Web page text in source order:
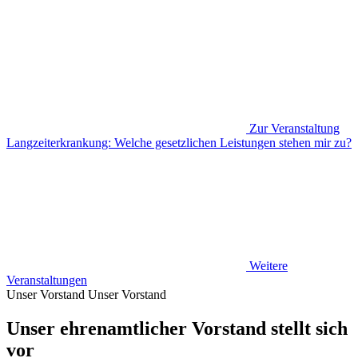
Zur Veranstaltung
Langzeiterkrankung: Welche gesetzlichen Leistungen stehen mir zu?
Weitere
Veranstaltungen
Unser Vorstand Unser Vorstand
Unser ehrenamtlicher Vorstand stellt sich
vor